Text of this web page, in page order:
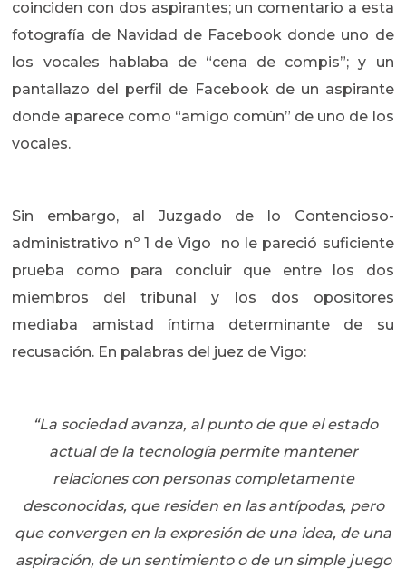
coinciden con dos aspirantes; un comentario a esta
fotografía de Navidad de Facebook donde uno de
los vocales hablaba de “cena de compis”; y un
pantallazo del perfil de Facebook de un aspirante
donde aparece como “amigo común” de uno de los
vocales.
Sin embargo, al Juzgado de lo Contencioso-
administrativo nº 1 de Vigo no le pareció suficiente
prueba como para concluir que entre los dos
miembros del tribunal y los dos opositores
mediaba amistad íntima determinante de su
recusación. En palabras del juez de Vigo:
“La sociedad avanza, al punto de que el estado
actual de la tecnología permite mantener
relaciones con personas completamente
desconocidas, que residen en las antípodas, pero
que convergen en la expresión de una idea, de una
aspiración, de un sentimiento o de un simple juego